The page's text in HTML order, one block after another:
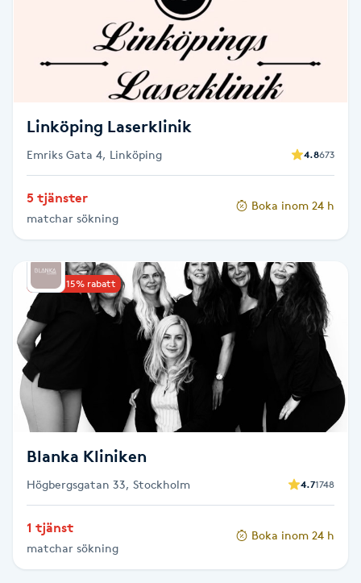
Damklippning
Diamantslipning
Enzympeeling
Extensions
Extensions borttagning
Eyeliner-tatuering
Face framing
Faceliftmassage
Fettreducering
Linköping Laserklinik
Emriks Gata 4, Linköping 4.8673
5 tjänster
matchar sökning
Boka inom 24 h
Upp till 15% rabatt
Blanka Kliniken
Högbergsgatan 33, Stockholm 4.71748
1 tjänst
matchar sökning
Boka inom 24 h